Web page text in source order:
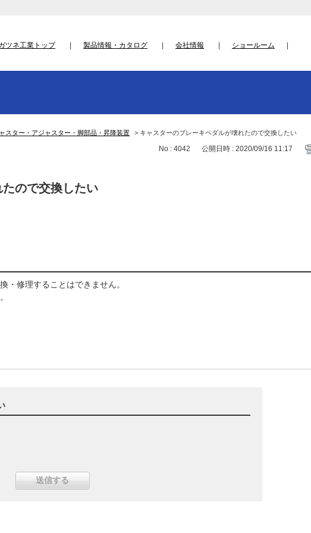
ツネ工業トップ 製品情報・カタログ 会社情報 ショールーム
スター・アジャスター・脚部品・昇降装置 > キャスターのブレーキペダルが壊れたので交換したい
No : 4042 公開日時 : 2020/09/16 11:17
ので交換したい
・修理することはできません。
。